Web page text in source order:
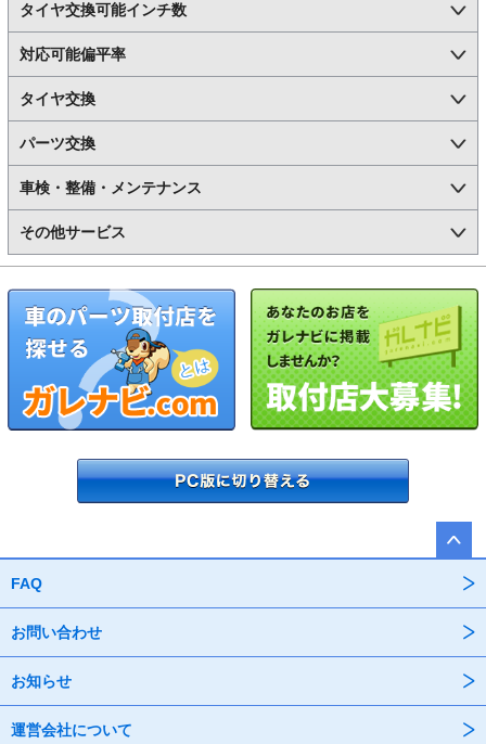
タイヤ交換可能インチ数
対応可能偏平率
タイヤ交換
パーツ交換
車検・整備・メンテナンス
その他サービス
FAQ
お問い合わせ
お知らせ
運営会社について